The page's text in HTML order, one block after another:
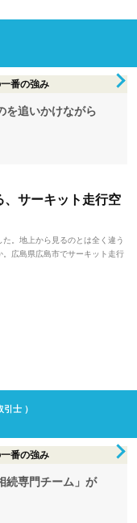
番の強み
を追いかけながら
、サーキット走行空
。地上から見るのとは全く違う
広島県広島市でサーキット走行
士 ）
番の強み
続専門チーム」が